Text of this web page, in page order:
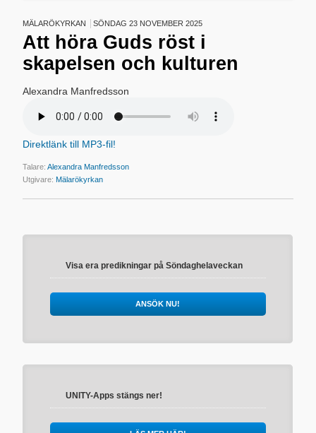
MÄLARÖKYRKAN SÖNDAG 23 NOVEMBER 2025
Att höra Guds röst i
skapelsen och kulturen
Alexandra Manfredsson
Direktlänk till MP3-fil!
Talare:Alexandra Manfredsson
Utgivare:Mälarökyrkan
Visa era predikningar på Söndaghelaveckan
ANSÖK NU!
UNITY-Apps stängs ner!